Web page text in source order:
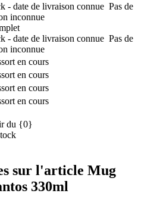
- date de livraison connue Pas de
inconnue
- date de livraison connue Pas de
inconnue
en cours
en cours
en cours
en cours
du {0}
sur l'article Mug
330ml